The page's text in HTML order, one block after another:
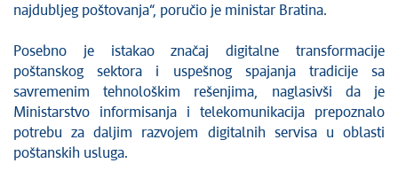
najdubljeg poštovanja“, poručio je ministar Bratina.
Posebno je istakao značaj digitalne transformacije
poštanskog sektora i uspešnog spajanja tradicije sa
savremenim tehnološkim rešenjima, naglasivši da je
Ministarstvo informisanja i telekomunikacija prepoznalo
potrebu za daljim razvojem digitalnih servisa u oblasti
poštanskih usluga.